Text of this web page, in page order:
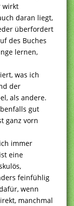
wirkt
daran liegt,
überfordert
des Buches
lernen,
was ich
der
als andere.
gut
ganz vorn
immer
eine
feinfühlig
wenn
manchmal